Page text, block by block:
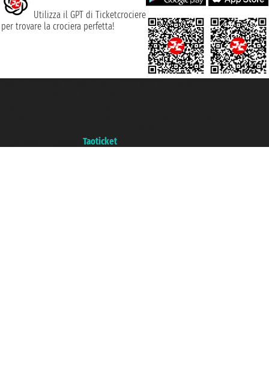
Utilizza il GPT di Ticketcrociere
per trovare la crociera perfetta!
Taoticket